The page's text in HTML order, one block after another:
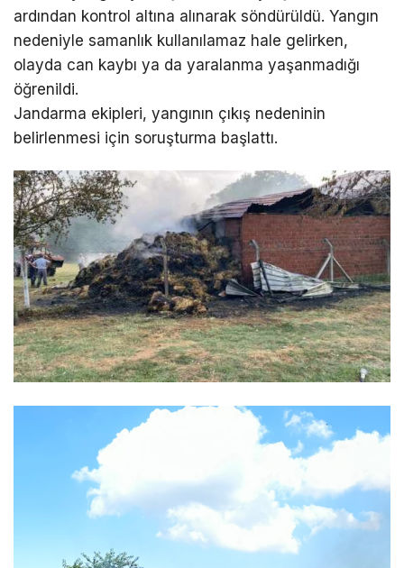
ardından kontrol altına alınarak söndürüldü. Yangın
nedeniyle samanlık kullanılamaz hale gelirken,
olayda can kaybı ya da yaralanma yaşanmadığı
öğrenildi.
Jandarma ekipleri, yangının çıkış nedeninin
belirlenmesi için soruşturma başlattı.